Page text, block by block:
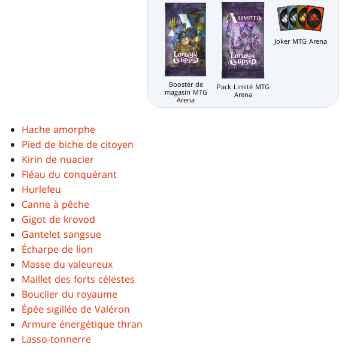
Booster de
magasin MTG
Arena
Pack Limité MTG
Arena
Joker MTG Arena
Hache amorphe
Pied de biche de citoyen
Kirin de nuacier
Fléau du conquérant
Hurlefeu
Canne à pêche
Gigot de krovod
Gantelet sangsue
Écharpe de lion
Masse du valeureux
Maillet des forts célestes
Bouclier du royaume
Épée sigillée de Valéron
Armure énergétique thran
Lasso-tonnerre